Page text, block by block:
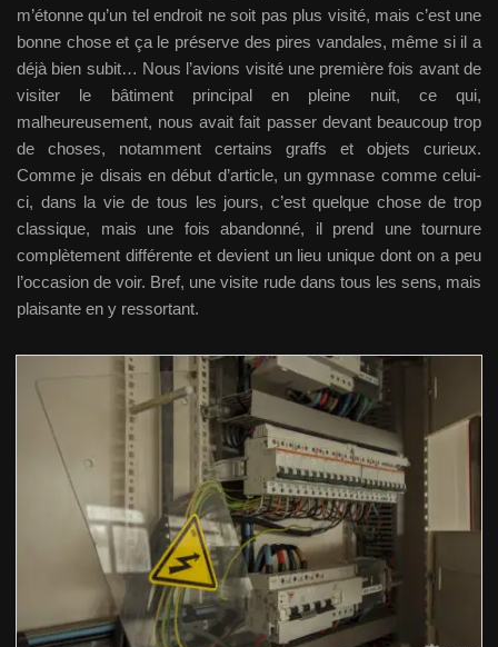
m’étonne qu’un tel endroit ne soit pas plus visité, mais c’est une
bonne chose et ça le préserve des pires vandales, même si il a
déjà bien subit… Nous l’avions visité une première fois avant de
visiter le bâtiment principal en pleine nuit, ce qui,
malheureusement, nous avait fait passer devant beaucoup trop
de choses, notamment certains graffs et objets curieux.
Comme je disais en début d’article, un gymnase comme celui-
ci, dans la vie de tous les jours, c’est quelque chose de trop
classique, mais une fois abandonné, il prend une tournure
complètement différente et devient un lieu unique dont on a peu
l’occasion de voir. Bref, une visite rude dans tous les sens, mais
plaisante en y ressortant.